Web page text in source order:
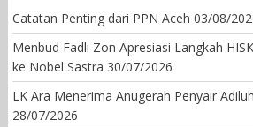
Catatan Penting dari PPN Aceh 03/08/
Menbud Fadli Zon Apresiasi Langkah
ke Nobel Sastra 30/07/2026
LK Ara Menerima Anugerah Penyair
28/07/2026